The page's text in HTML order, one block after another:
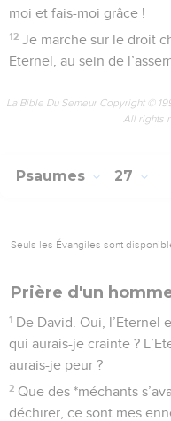
moi et fais-moi grâce !
12 Je marche sur le droit
Eternel, au sein de
La Bible Du Semeur Copyright ©
All rights
Psaumes 27
Seuls les Évangiles sont
Prière d'un
1 De David. Oui, l’Eternel
qui aurais-je crainte ?
aurais-je peur ?
2 Que des *méchants
déchirer, ce sont mes